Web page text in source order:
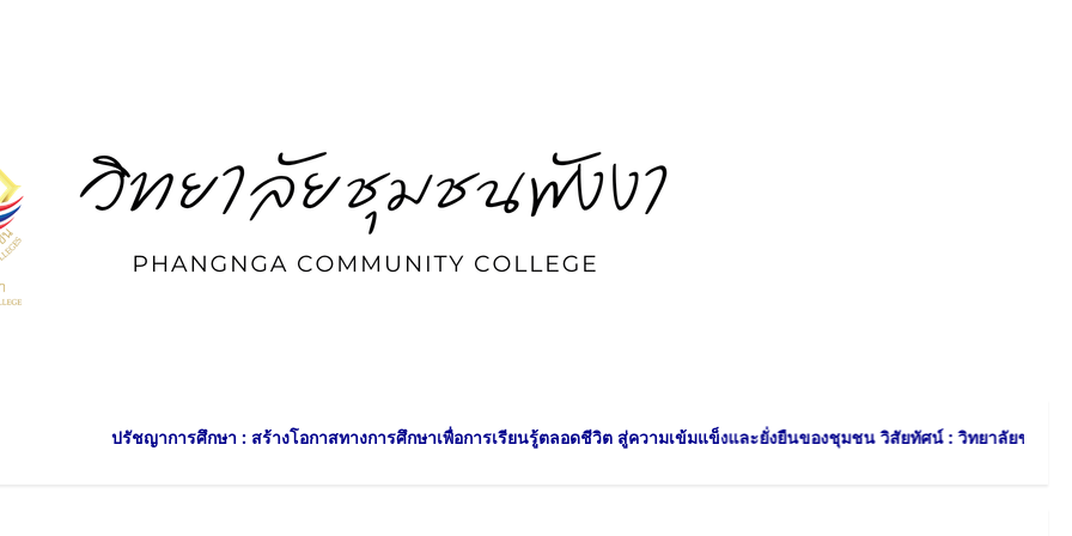
ศึกษา : สร้างโอกาสทางการศึกษาเพื่อการเรียนรู้ตลอดชีวิต สู่ความเข้มแข็งและยั่งยืนของชุมชน วิสัยทัศน์ : วิทยาลัยชุมชนพังงา สร้างสรรค์พลังปั